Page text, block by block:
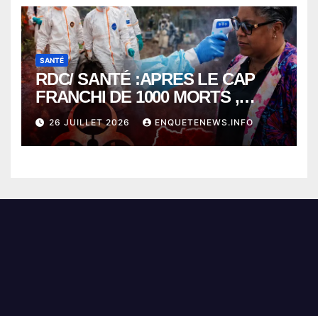
SANTÉ
RDC/ SANTÉ :APRES LE CAP
FRANCHI DE 1000 MORTS ,
EBOLA BAT SON RECORD AVEC
PLUS DE 400 DÉCÈS EN
SEULEMENT UNE SEMAINE
26 JUILLET 2026 ENQUETENEWS.INFO